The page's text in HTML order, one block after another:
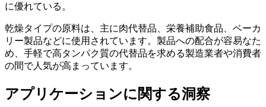
に優れている。
乾燥タイプの原料は、主に肉代替品、栄養補助食品、ベーカ
リー製品などに使用されています。製品への配合が容易なた
め、手軽で高タンパク質の代替品を求める製造業者や消費者
の間で人気が高まっています。
アプリケーションに関する洞察